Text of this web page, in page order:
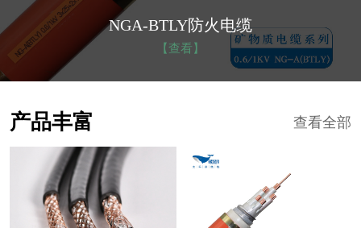
NGA-BTLY防火电缆
【查看】
查看全部
产品丰富